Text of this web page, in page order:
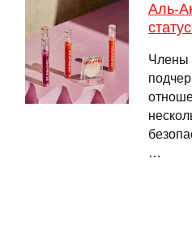
Аль-
Члены
…